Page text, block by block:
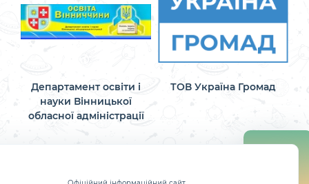
Департамент освіти і
науки Вінницької
обласної адміністрації
ТОВ Україна Громад